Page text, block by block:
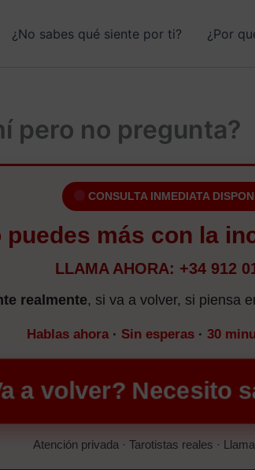
¿No sabes qué siente por ti? ¿Por
pero no pregunta?
CONSULTA INMEDIATA
puedes más con la
LLAMA AHORA: +34 912
realmente, si va a volver, si piensa
Hablas ahora· Sin esperas· 30
a volver? Necesito
Atención privada · Tarotistas reales ·